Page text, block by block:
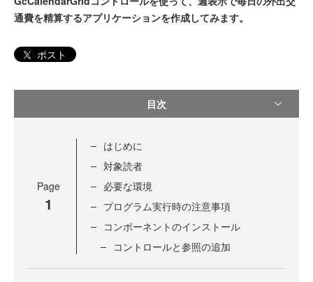
通費を精算するアプリケーションを作成してみます。
ポスト
目次
Page
1
はじめに
対象読者
必要な環境
プログラム実行時の注意事項
コンポーネントのインストール
コントロールと参照の追加